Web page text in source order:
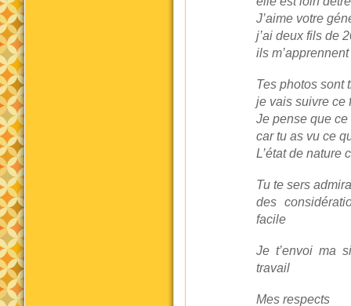
J’aime votre
j’ai deux fils de
ils
Tes photos sont
je vais suivre ce
Je pense que ce
car tu as vu ce
L’état de nature
Tu te sers
des
facile
Je t’envoi ma
travail
Mes respects